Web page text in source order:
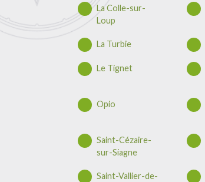
La Colle-sur-
Loup
La Turbie
Le Tignet
Opio
Saint-Cézaire-
sur-Siagne
Saint-Vallier-de-